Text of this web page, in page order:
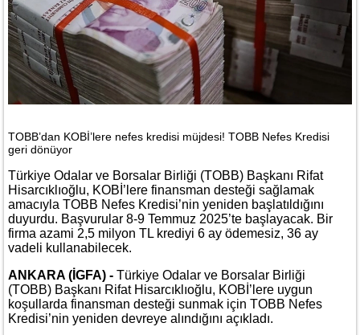
TOBB’dan KOBİ’lere nefes kredisi müjdesi! TOBB Nefes Kredisi
geri dönüyor
Türkiye Odalar ve Borsalar Birliği (TOBB) Başkanı Rifat
Hisarcıklıoğlu, KOBİ’lere finansman desteği sağlamak
amacıyla TOBB Nefes Kredisi’nin yeniden başlatıldığını
duyurdu. Başvurular 8-9 Temmuz 2025’te başlayacak. Bir
firma azami 2,5 milyon TL krediyi 6 ay ödemesiz, 36 ay
vadeli kullanabilecek.
ANKARA (İGFA) - Türkiye Odalar ve Borsalar Birliği
(TOBB) Başkanı Rifat Hisarcıklıoğlu, KOBİ’lere uygun
koşullarda finansman desteği sunmak için TOBB Nefes
Kredisi’nin yeniden devreye alındığını açıkladı.